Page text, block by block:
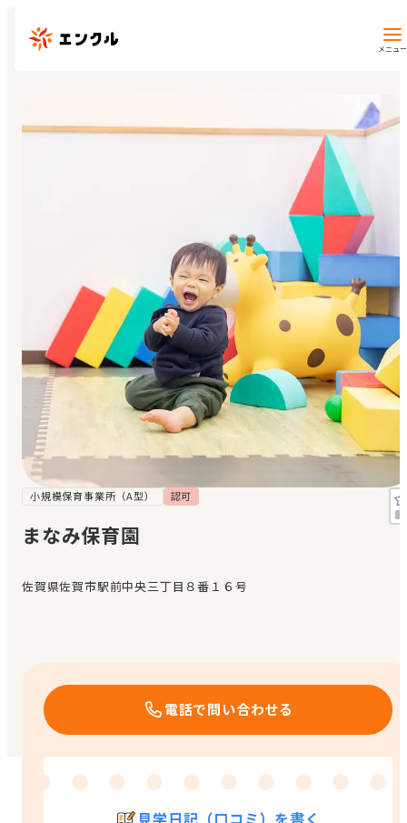
メニュー
マイページ
閲覧履歴
お気に入り
メッセージ
おすすめの園
エンクルの特徴と活用方法
小規模保育事業所（A型） 認可
まなみ保育園
佐賀県佐賀市駅前中央三丁目８番１６号
電話で問い合わせる
見学日記（口コミ）を書く